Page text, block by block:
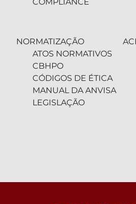
NORMATIZAÇÃO
ATOS NORMATIVOS
CBHPO
CÓDIGOS DE ÉTICA
MANUAL DA ANVISA
LEGISLAÇÃO